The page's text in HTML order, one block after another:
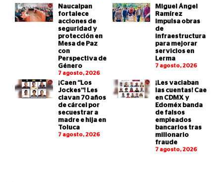
Naucalpan
fortalece
acciones de
seguridad y
protección en
Mesa de Paz
con
Perspectiva de
Género
7 agosto, 2026
Miguel Ángel
Ramírez
impulsa obras
de
infraestructura
para mejorar
servicios en
Lerma
7 agosto, 2026
¡Caen “Los
Jockes”! Les
clavan 70 años
de cárcel por
secuestrar a
madre e hija en
Toluca
7 agosto, 2026
¡Les vaciaban
las cuentas! Cae
en CDMX y
Edoméx banda
de falsos
empleados
bancarios tras
millonario
fraude
7 agosto, 2026